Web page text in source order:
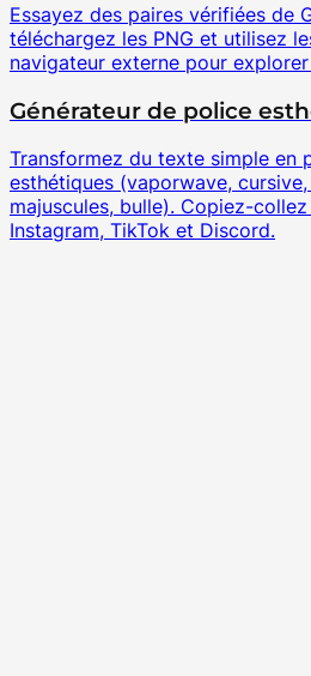
Essayez des paires vérifiées de
téléchargez les PNG et utilisez
navigateur externe pour
Générateur de police
Transformez du texte simple en
esthétiques (vaporwave,
majuscules, bulle). Copiez-
Instagram, TikTok et Discord.